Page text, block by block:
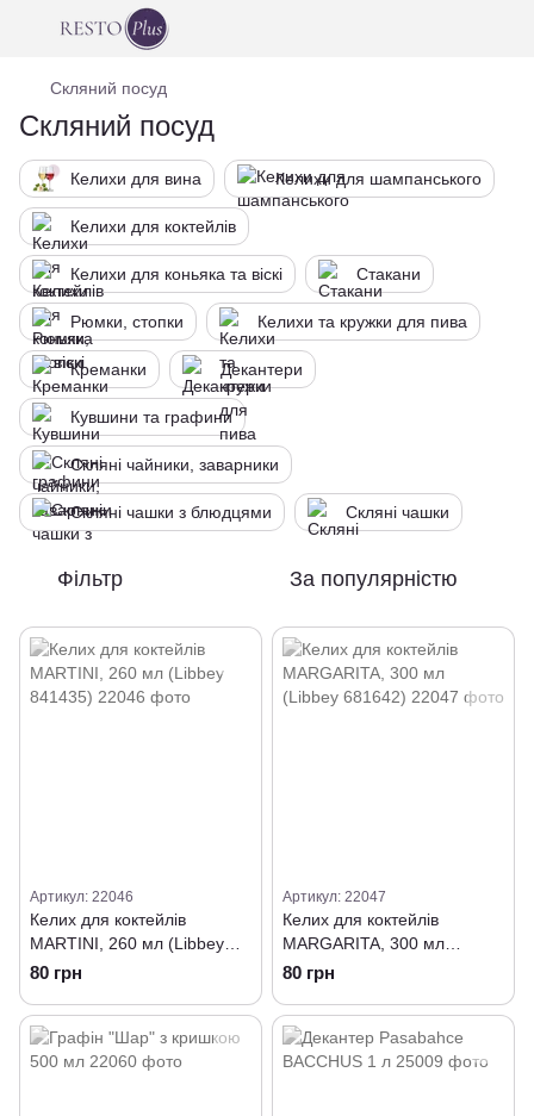
Скляний посуд
Скляний посуд
Келихи для вина Келихи для шампанського
Келихи для коктейлів
Келихи для коньяка та віскі Стакани
Рюмки, стопки Келихи та кружки для пива
Креманки Декантери
Кувшини та графини
Скляні чайники, заварники
Скляні чашки з блюдцями Скляні чашки
Фільтр За популярністю
Артикул: 22046
Келих для коктейлів
MARTINI, 260 мл (Libbey
841435)
80 грн
Артикул: 22047
Келих для коктейлів
MARGARITA, 300 мл
(Libbey 681642)
80 грн